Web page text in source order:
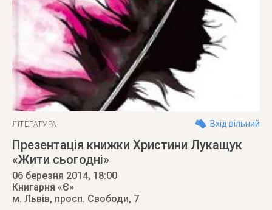
ЛІТЕРАТУРА Вхід вільний
Презентація книжки Христини Лукащук
«Жити сьогодні»
06 березня 2014, 18:00
Книгарня «Є»
м. Львів, просп. Свободи, 7